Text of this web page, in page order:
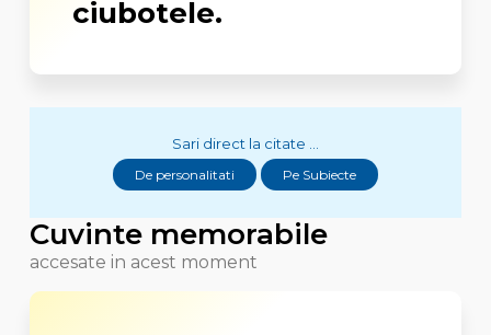
ciubotele.
Sari direct la citate ...
De personalitati Pe Subiecte
Cuvinte memorabile
accesate in acest moment